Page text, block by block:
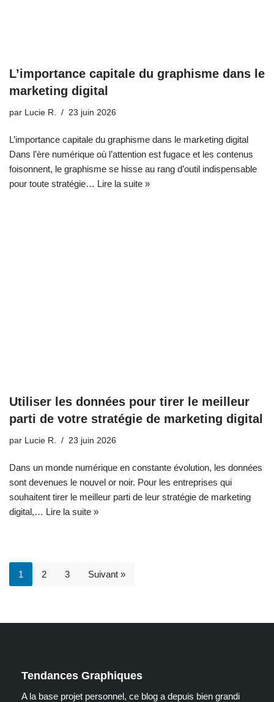
L’importance capitale du graphisme dans le
marketing digital
par Lucie R. 23 juin 2026
L’importance capitale du graphisme dans le marketing digital
Dans l’ère numérique où l’attention est fugace et les contenus
foisonnent, le graphisme se hisse au rang d’outil indispensable
pour toute stratégie… Lire la suite »
Utiliser les données pour tirer le meilleur
parti de votre stratégie de marketing digital
par Lucie R. 23 juin 2026
Dans un monde numérique en constante évolution, les données
sont devenues le nouvel or noir. Pour les entreprises qui
souhaitent tirer le meilleur parti de leur stratégie de marketing
digital,… Lire la suite »
1 2 3 Suivant »
Tendances Graphiques
A la base projet personnel, ce blog a depuis bien grandi